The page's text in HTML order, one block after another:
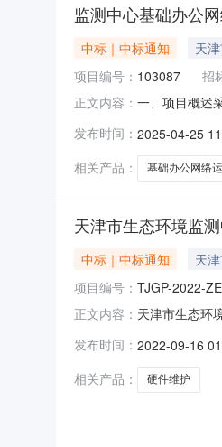
监测中心基础办公
中标｜中标通知 天
项目编号： 103087 招
正文内容： 一、项目概述
采购方式：竞
发布时间： 2025-04-25
相关产品：
基础办公网络
天津市生态环境监
中标｜中标通知 天
项目编号： TJGP-2022-
正文内容： 天津市生态环
目2.项目编号
发布时间： 2022-09-16
相关产品：
硬件维护